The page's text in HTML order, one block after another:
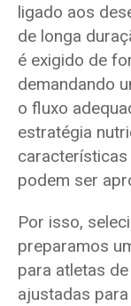
ligado aos
de longa
é exigido de
demandando
o fluxo
estratégia
podem ser
Por isso,
preparamos
para atletas
ajustadas